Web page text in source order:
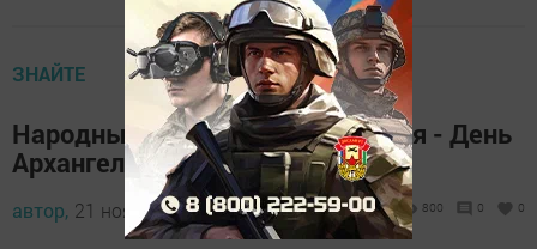
ЗНАЙТЕ
Народные приметы на 21 ноября - День
Архангела Михаила
автор, 21 ноября 2017 - 05:25 800 0 0